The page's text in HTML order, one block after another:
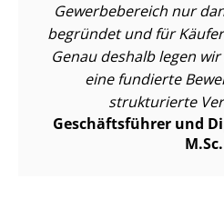
Gewerbebereich nur
begründet und für
Genau deshalb legen
eine fundierte
strukturierte
Geschäftsführer und
M.Sc.